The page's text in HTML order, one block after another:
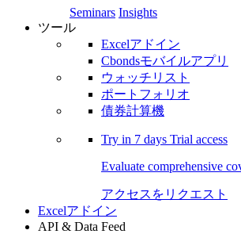
Seminars Insights
ツール
Excelアドイン
Cbondsモバイルアプリ
ウォッチリスト
ポートフォリオ
債券計算機
Try in 7 days Trial access
Evaluate comprehensive
アクセスをリクエスト
Excelアドイン
API & Data Feed